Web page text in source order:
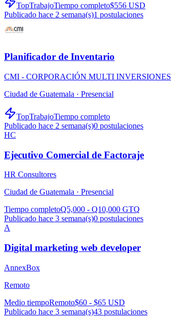
TopTrabajoTiempo completo$556 USD
Publicado hace 2 semana(s)1 postulaciones
Planificador de Inventario
CMI - CORPORACIÓN MULTI INVERSIONES
Ciudad de Guatemala · Presencial
TopTrabajoTiempo completo
Publicado hace 2 semana(s)0 postulaciones
HC
Ejecutivo Comercial de Factoraje
HR Consultores
Ciudad de Guatemala · Presencial
Tiempo completoQ5,000 - Q10,000 GTQ
Publicado hace 3 semana(s)0 postulaciones
A
Digital marketing web developer
AnnexBox
Remoto
Medio tiempoRemoto$60 - $65 USD
Publicado hace 3 semana(s)43 postulaciones